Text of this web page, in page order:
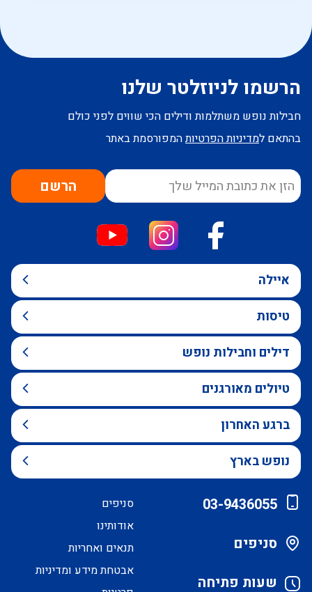
הרשמו לניוזלטר שלנו
חבילות נופש משתלמות ודילים הכי שווים לפני כולם
בהתאם למדיניות הפרטיותהמפורסמת באתר
הרשם
איילה
טיסות
דילים וחבילות נופש
טיולים מאורגנים
ברגע האחרון
נופש בארץ
03-9436055
סניפים
שעות פתיחה
סניפים
אודותינו
תנאים ואחריות
אבטחת מידע ומדיניות